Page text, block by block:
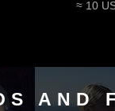
≈ 10
AND